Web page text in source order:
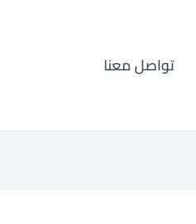
تواصل معنا